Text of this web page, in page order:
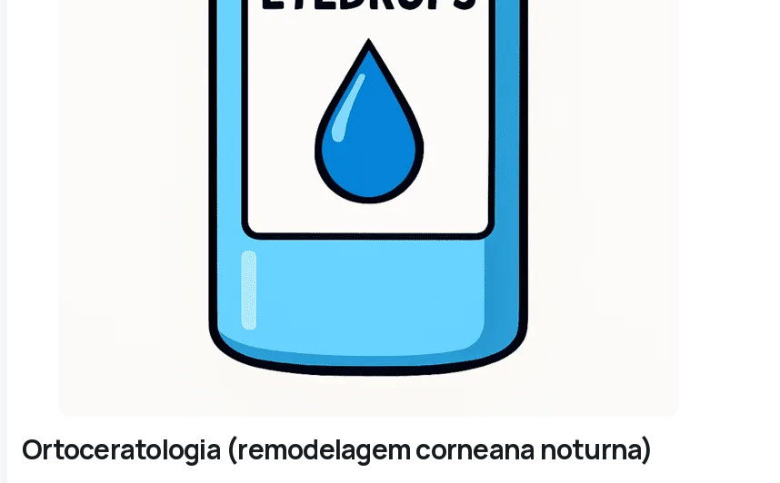
Ortoceratologia (remodelagem corneana noturna)